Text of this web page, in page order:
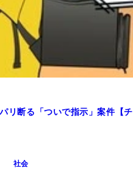
リ断る「ついで指示」案件【チ
社会